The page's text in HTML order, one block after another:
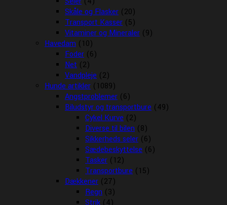
Skåle og Flasker (20)
Transport Kasser (5)
Vitaminer og Mineraler (9)
Havedam (10)
Foder (6)
Net (2)
Vandpleje (2)
Hunde artikler (1089)
Angstproblemer (6)
Biludstyr og transportbure (49)
Cykel Kurve (2)
Diverse til bilen (8)
Sikkerheds seler (6)
Sædebeskyttelse (6)
Tasker (12)
Transportbure (15)
Dækkener (27)
Regn (3)
Strik (4)